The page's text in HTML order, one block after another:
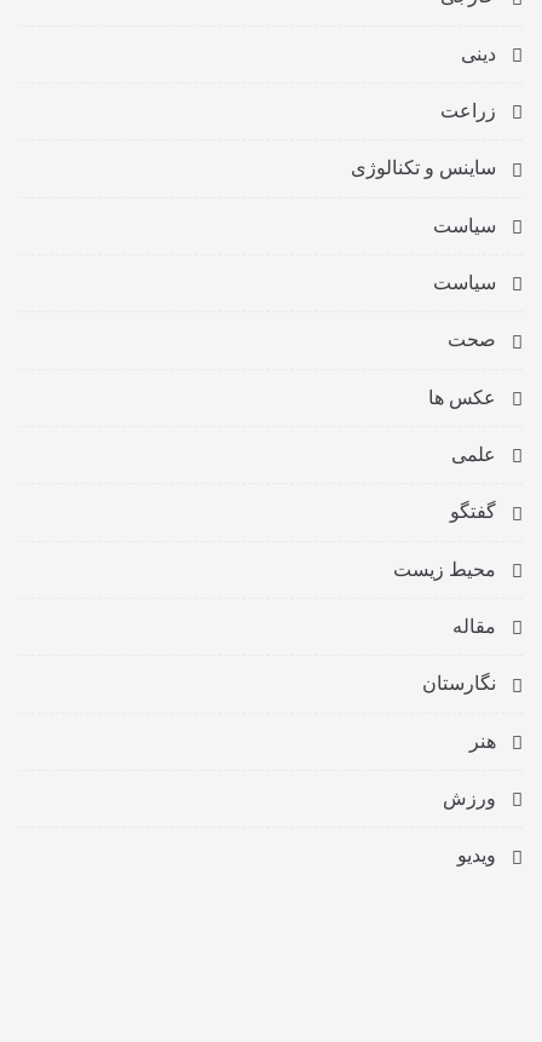
دینی
زراعت
ساینس و تکنالوژی
سیاست
سیاست
صحت
عکس ها
علمی
گفتگو
محیط زیست
مقاله
نگارستان
هنر
ورزش
ویدیو